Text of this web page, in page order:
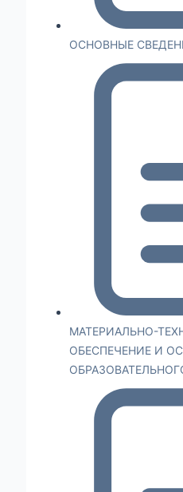
ОСНОВНЫЕ
МАТЕРИАЛЬНО-
ОБЕСПЕЧЕНИЕ И